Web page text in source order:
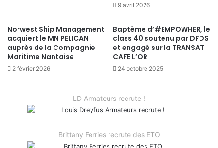
9 avril 2026
Norwest Ship Management
acquiert le MN PELICAN
auprès de la Compagnie
Maritime Nantaise
2 février 2026
Baptème d’#EMPOWHER, le
class 40 soutenu par DFDS
et engagé sur la TRANSAT
CAFE L’OR
24 octobre 2025
LD Armateurs recrute !
Brittany Ferries recrute des ETO